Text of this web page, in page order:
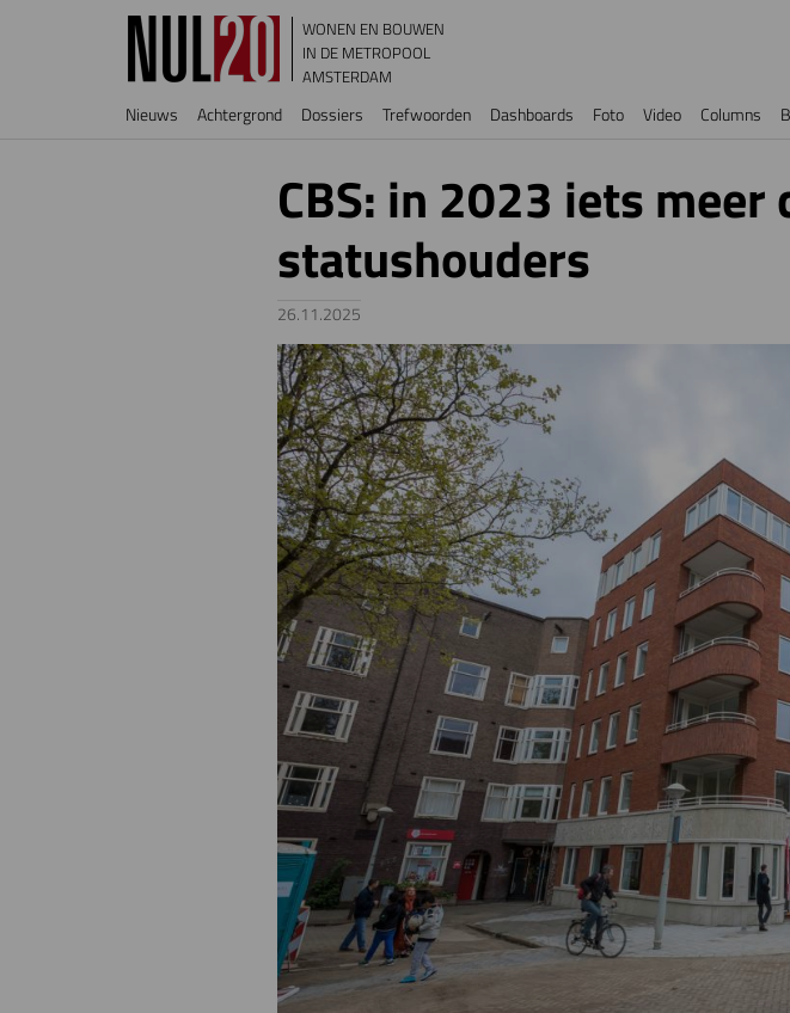
Overslaan en naar de inhoud gaan
WONEN EN BOUWEN
IN DE METROPOOL
AMSTERDAM
Hoofdnavigatie
Nieuws Achtergrond Dossiers Trefwoorden Dashboards Foto Video Columns
CBS: in 2023 iets
statushouders
26.11.2025
Image